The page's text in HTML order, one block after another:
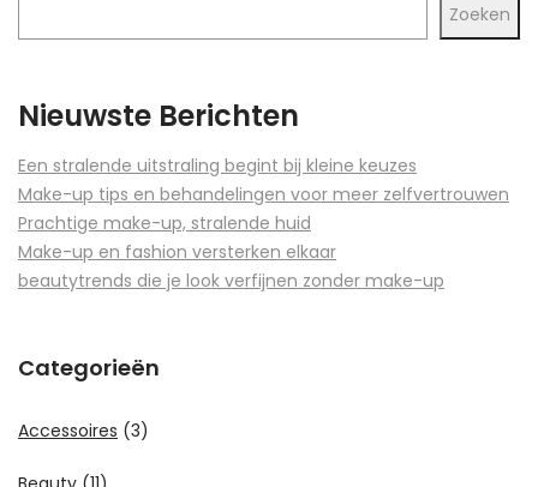
Zoeken
Nieuwste Berichten
Een stralende uitstraling begint bij kleine keuzes
Make-up tips en behandelingen voor meer zelfvertrouwen
Prachtige make-up, stralende huid
Make-up en fashion versterken elkaar
beautytrends die je look verfijnen zonder make-up
Categorieën
Accessoires (3)